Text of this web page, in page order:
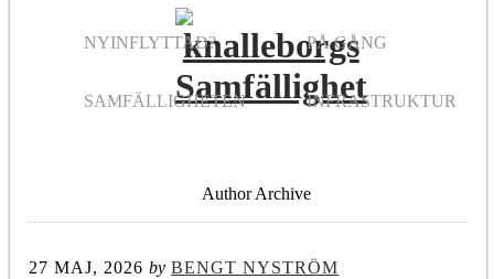
NYINFLYTTAD?
SAMFÄLLIGHETEN
PÅ GÅNG
INFRASTRUKTUR
Author Archive
27 MAJ, 2026 by BENGT NYSTRÖM